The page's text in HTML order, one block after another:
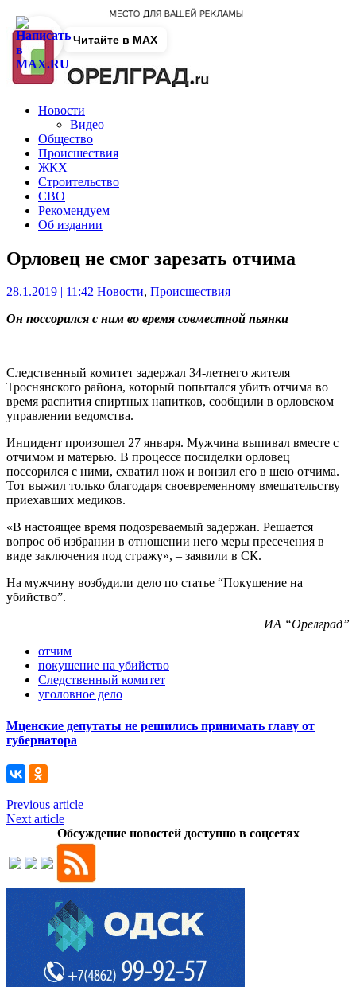
Новости
Видео
Общество
Происшествия
ЖКХ
Строительство
СВО
Рекомендуем
Об издании
Орловец не смог зарезать отчима
28.1.2019 | 11:42 Новости, Происшествия
Он поссорился с ним во время совместной пьянки
Следственный комитет задержал 34-летнего жителя
Троснянского района, который попытался убить отчима во
время распития спиртных напитков, сообщили в орловском
управлении ведомства.
Инцидент произошел 27 января. Мужчина выпивал вместе с
отчимом и матерью. В процессе посиделки орловец
поссорился с ними, схватил нож и вонзил его в шею отчима.
Тот выжил только благодаря своевременному вмешательству
приехавших медиков.
«В настоящее время подозреваемый задержан. Решается
вопрос об избрании в отношении него меры пресечения в
виде заключения под стражу», – заявили в СК.
На мужчину возбудили дело по статье “Покушение на
убийство”.
ИА “Орелград”
отчим
покушение на убийство
Следственный комитет
уголовное дело
Мценские депутаты не решились принимать главу от
губернатора
Previous article
Next article
Обсуждение новостей доступно в соцсетях
Читайте в MAX